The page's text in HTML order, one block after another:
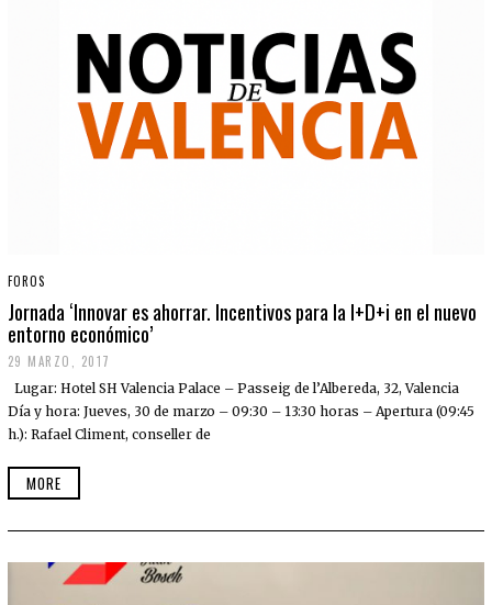
FOROS
Jornada ‘Innovar es ahorrar. Incentivos para la I+D+i en el nuevo
entorno económico’
29 MARZO, 2017
Lugar: Hotel SH Valencia Palace – Passeig de l’Albereda, 32, Valencia
Día y hora: Jueves, 30 de marzo – 09:30 – 13:30 horas – Apertura (09:45
h.): Rafael Climent, conseller de
MORE